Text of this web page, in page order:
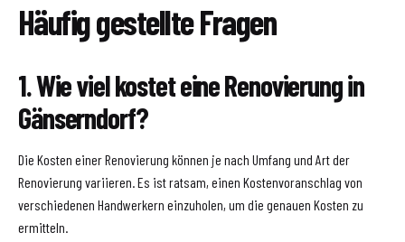
Häufig gestellte Fragen
1. Wie viel kostet eine Renovierung in
Gänserndorf?
Die Kosten einer Renovierung können je nach Umfang und Art der
Renovierung variieren. Es ist ratsam, einen Kostenvoranschlag von
verschiedenen Handwerkern einzuholen, um die genauen Kosten zu
ermitteln.